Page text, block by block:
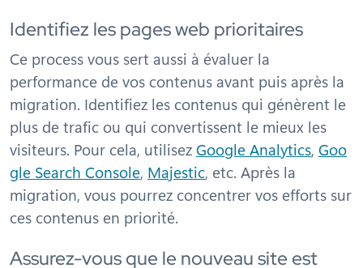
Identifiez les pages web prioritaires
Ce process vous sert aussi à évaluer la
performance de vos contenus avant puis après la
migration. Identifiez les contenus qui génèrent le
plus de trafic ou qui convertissent le mieux les
visiteurs. Pour cela, utilisezGoogle Analytics, Goo
gle Search Console, Majestic, etc. Après la
migration, vous pourrez concentrer vos efforts sur
ces contenus en priorité.
Assurez-vous que le nouveau site est